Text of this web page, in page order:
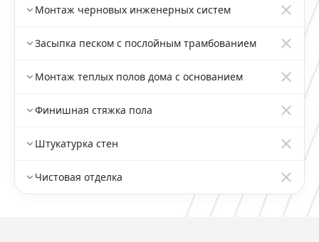
Монтаж черновых инженерных систем
Засыпка песком с послойным трамбованием
Монтаж теплых полов дома с основанием
Финишная стяжка пола
Штукатурка стен
Чистовая отделка